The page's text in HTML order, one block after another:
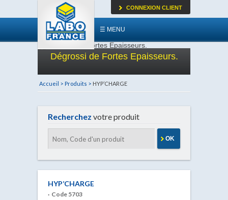
☰ MENU
CONNEXION CLIENT
Dégrossi de Fortes Epaisseurs.
Accueil > Produits > HYP’CHARGE
Recherchez votre produit
OK
HYP’CHARGE
· Code 5703